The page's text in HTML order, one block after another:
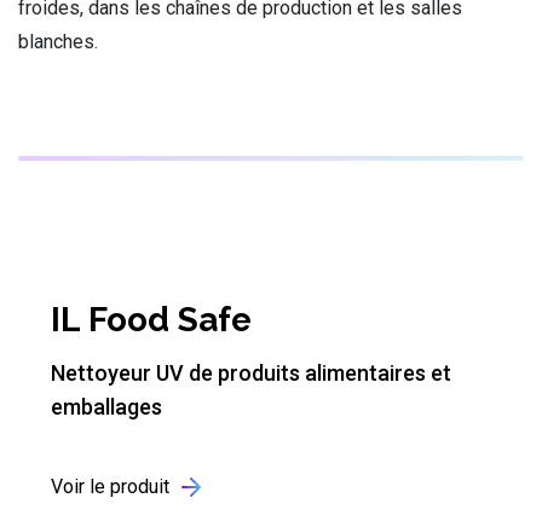
froides, dans les chaînes de production et les salles
blanches.
IL Food Safe
Nettoyeur UV de produits alimentaires et
emballages
Voir le produit